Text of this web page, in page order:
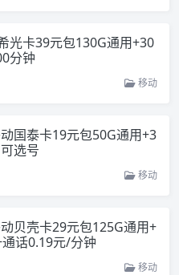
光卡39元包130G通用+30
分钟
移动
国泰卡19元包50G通用+3
选号
移动
贝壳卡29元包125G通用+
话0.19元/分钟
移动